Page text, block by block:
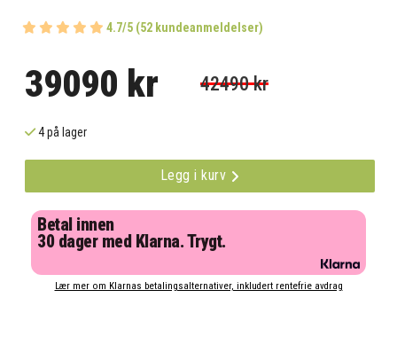
4.7/5 (52 kundeanmeldelser)
39090 kr 42490 kr
4 på lager
Legg i kurv
Betal innen
30 dager med Klarna. Trygt.
Lær mer om Klarnas betalingsalternativer, inkludert rentefrie avdrag